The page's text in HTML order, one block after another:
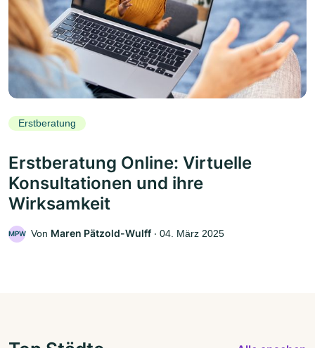
Erstberatung
Erstberatung Online: Virtuelle
Konsultationen und ihre
Wirksamkeit
MPW Von Maren Pätzold-Wulff ‧ 04. März 2025